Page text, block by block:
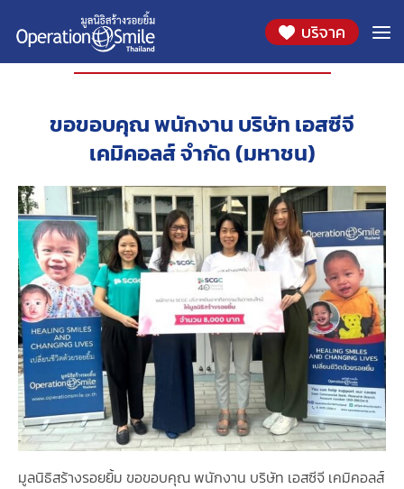
บริจาค
องค์กรที่ร่วมสนับสนุน
ขอขอบคุณ พนักงาน บริษัท เอสซีจี
เคมิคอลส์ จำกัด (มหาชน)
มูลนิธิสร้างรอยยิ้ม ขอขอบคุณ พนักงาน บริษัท เอสซีจี เคมิคอลส์